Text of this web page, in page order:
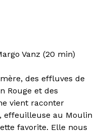
Vanz (20 min)
des effluves de
Rouge et des
vient raconter
effeuilleuse au Moulin
favorite. Elle nous